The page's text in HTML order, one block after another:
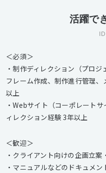
活躍で
＜必須＞
・制作ディレクション（プロ
フレーム作成、制作進行管理
以上
・Webサイト（コーポレート
ィレクション経験 3年以上
＜歓迎＞
・クライアント向けの企画立
・マニュアルなどのドキュメン